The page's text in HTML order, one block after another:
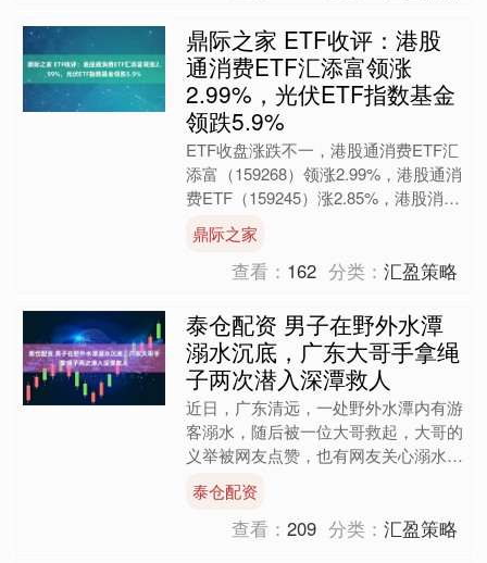
鼎际之家 ETF收评：港股
通消费ETF汇添富领涨
2.99%，光伏ETF指数基金
领跌5.9%
ETF收盘涨跌不一，港股通消费ETF汇
添富（159268）领涨2.99%，港股通消
费ETF（159245）涨2.85%，港股消费
ETF（159735）涨2.52....
鼎际之家
查看： 162 分类：汇盈策略
泰仓配资 男子在野外水潭
溺水沉底，广东大哥手拿绳
子两次潜入深潭救人
近日，广东清远，一处野外水潭内有游
客溺水，随后被一位大哥救起，大哥的
义举被网友点赞，也有网友关心溺水者
的安危。 △‌施救者叶进球。网络截
图。 5月30日，广东佛....
泰仓配资
查看：209 分类：汇盈策略